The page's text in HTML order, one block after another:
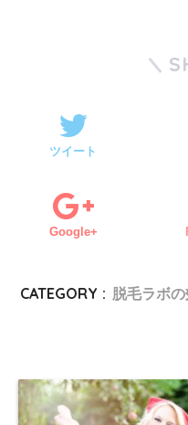
ツイート
Google+
CATEGORY : 脱毛ラボ